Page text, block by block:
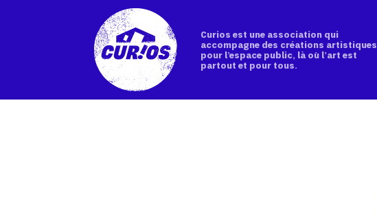
Curios est une association qui
accompagne des créations artistiques
pour l’espace public, là où l’art est
partout et pour tous.